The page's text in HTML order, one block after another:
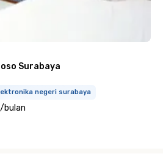
Surabaya
negeri surabaya
/bulan